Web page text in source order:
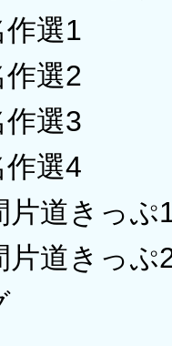
選1
選2
選3
選4
片道きっぷ
片道きっぷ